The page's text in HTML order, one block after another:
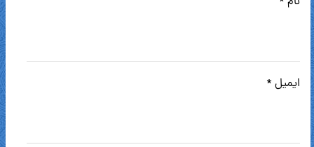
ایمیل *